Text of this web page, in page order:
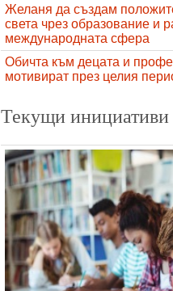
Желаня да създам
света чрез образование и
международната сфера
Обичта към децата и
мотивират през целия
Текущи инициативи